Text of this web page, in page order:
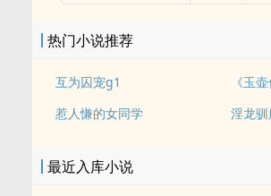
热门小说推荐
互为囚宠g1 《玉壶
惹人慊的女同学
淫龙
最近入库小说